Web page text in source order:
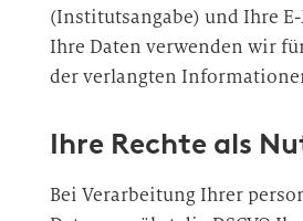
(Institutsangabe) und Ihre
Ihre Daten verwenden wir
der verlangten
Ihre Rechte als
Bei Verarbeitung Ihrer